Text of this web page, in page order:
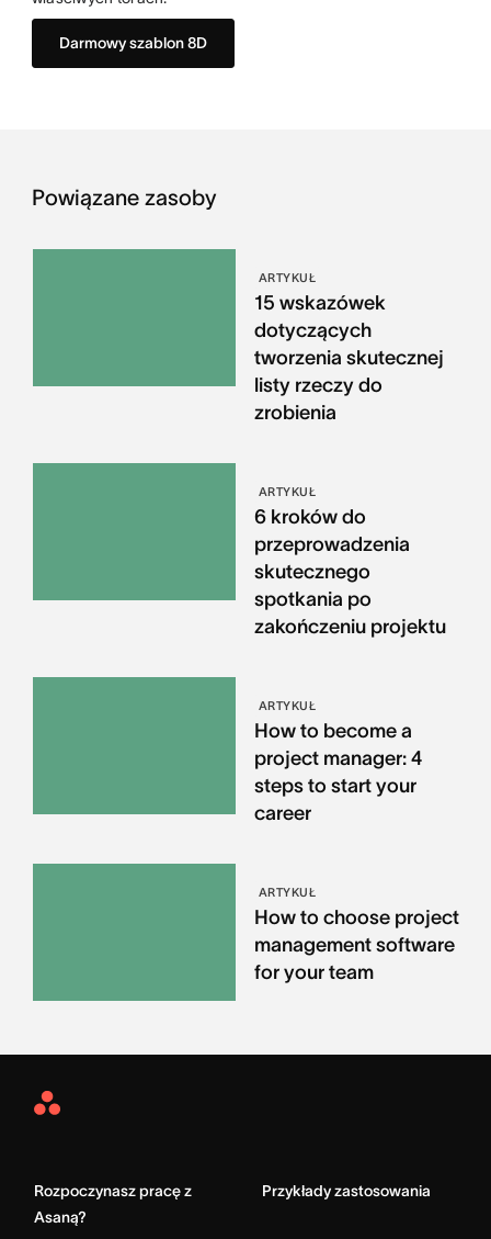
Darmowy szablon 8D
Powiązane zasoby
ARTYKUŁ
15 wskazówek
dotyczących
tworzenia skutecznej
listy rzeczy do
zrobienia
ARTYKUŁ
6 kroków do
przeprowadzenia
skutecznego
spotkania po
zakończeniu projektu
ARTYKUŁ
How to become a
project manager: 4
steps to start your
career
ARTYKUŁ
How to choose project
management software
for your team
Asana
Rozpoczynasz pracę z
Asaną?
Przykłady zastosowania